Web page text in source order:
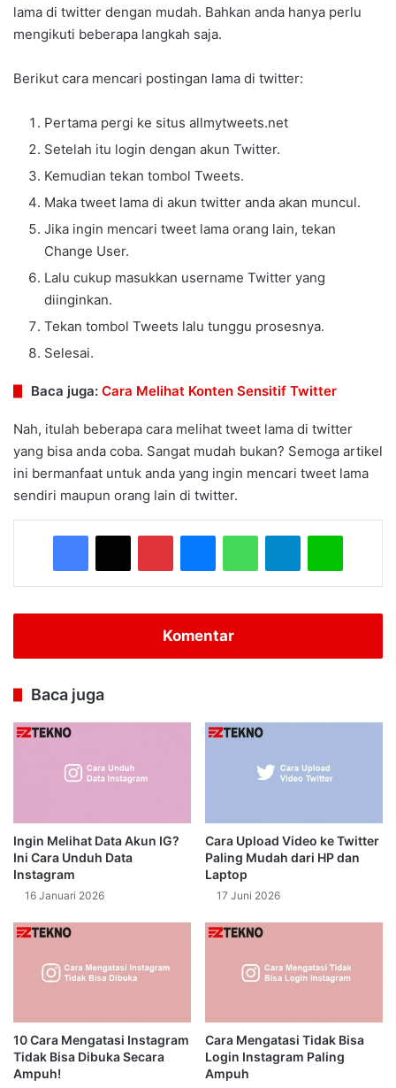
lama di twitter dengan mudah. Bahkan anda hanya perlu
mengikuti beberapa langkah saja.
Berikut cara mencari postingan lama di twitter:
Pertama pergi ke situs allmytweets.net
Setelah itu login dengan akun Twitter.
Kemudian tekan tombol Tweets.
Maka tweet lama di akun twitter anda akan muncul.
Jika ingin mencari tweet lama orang lain, tekan
Change User.
Lalu cukup masukkan username Twitter yang
diinginkan.
Tekan tombol Tweets lalu tunggu prosesnya.
Selesai.
Baca juga: Cara Melihat Konten Sensitif Twitter
Nah, itulah beberapa cara melihat tweet lama di twitter
yang bisa anda coba. Sangat mudah bukan? Semoga artikel
ini bermanfaat untuk anda yang ingin mencari tweet lama
sendiri maupun orang lain di twitter.
Facebook
X PinterestMessengerWhatsAppTelegramLine
Komentar
Baca juga
Ingin Melihat Data Akun IG?
Ini Cara Unduh Data
Instagram
16 Januari 2026
Cara Upload Video ke Twitter
Paling Mudah dari HP dan
Laptop
17 Juni 2026
10 Cara Mengatasi Instagram
Tidak Bisa Dibuka Secara
Ampuh!
Cara Mengatasi Tidak Bisa
Login Instagram Paling
Ampuh